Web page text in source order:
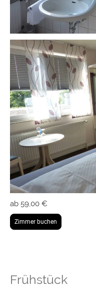
ab 59,00 €
Zimmer buchen
Frühstück